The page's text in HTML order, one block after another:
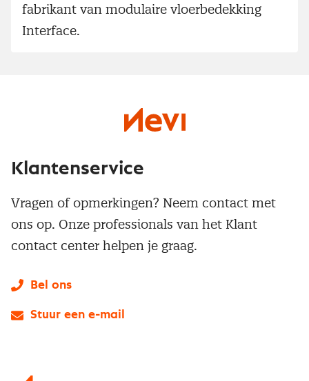
fabrikant van modulaire vloerbedekking
Interface.
Klantenservice
Vragen of opmerkingen? Neem contact met
ons op. Onze professionals van het Klant
contact center helpen je graag.
Bel ons
Stuur een e-mail